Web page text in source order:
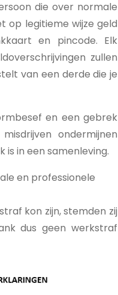
die over normale
op legitieme wijze geld
en pincode. Elk
zullen
van een derde die je
en een gebrek
ondermijnen
in een samenleving.
en professionele
kon zijn, stemden zij
dus geen werkstraf